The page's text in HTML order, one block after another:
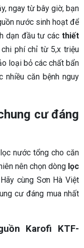
ngay từ bây giờ, bạn
nước sinh hoạt để
dạn đầu tư các thiết
phí chỉ từ 5,x triệu
loại bỏ các chất bẩn
nhiều căn bệnh nguy
cư đáng
nước tổng cho căn
nên chọn dòng lọc
cùng Sơn Hà Việt
cư đáng mua nhất
Karofi KTF-